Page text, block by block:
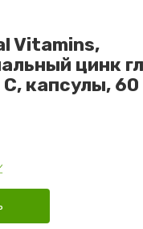
Vitamins,
цинк
капсулы,